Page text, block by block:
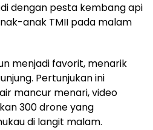
dengan pesta kembang api
anak TMII pada malam
menjadi favorit, menarik
Pertunjukan ini
mancur menari, video
300 drone yang
di langit malam.